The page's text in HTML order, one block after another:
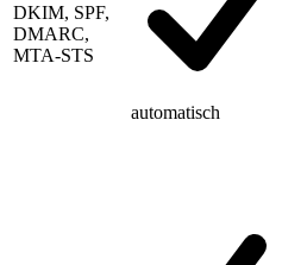
DKIM, SPF,
DMARC,
MTA-STS
automatisch